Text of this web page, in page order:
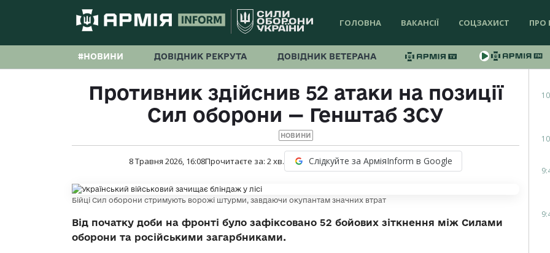
ГОЛОВНА ВАКАНСІЇ СОЦЗАХИСТ ПРО
#НОВИНИ ДОВІДНИК РЕКРУТА ДОВІДНИК ВЕТЕРАНА
Противник здійснив 52 атаки на позиції
Сил оборони — Генштаб ЗСУ
НОВИНИ
8 Травня 2026, 16:08Прочитаєте за: 2хв. Слідкуйте за АрміяInform в Google
Бійці Сил оборони стримують ворожі штурми, завдаючи окупантам значних втрат
Від початку доби на фронті було зафіксовано 52 бойових зіткнення між Силами
оборони та російськими загарбниками.